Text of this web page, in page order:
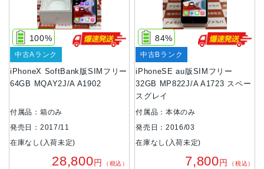
iPhoneX SoftBank版SIMフリー
64GB MQAY2J/A A1902
100%
中古Aランク
付属品：箱のみ
発売日：2017/11
在庫なし(入荷未定)
28,800円 （税込）
iPhoneSE au版SIMフリー
32GB MP822J/A A1723 スペー
スグレイ
84%
中古Bランク
付属品：本体のみ
発売日：2016/03
在庫なし(入荷未定)
7,800円 （税込）